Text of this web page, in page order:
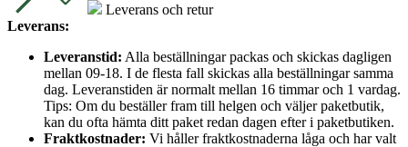
Leverans och retur
Leverans:
Leveranstid: Alla beställningar packas och skickas dagligen
mellan 09-18. I de flesta fall skickas alla beställningar samma
dag. Leveranstiden är normalt mellan 16 timmar och 1 vardag.
Tips: Om du beställer fram till helgen och väljer paketbutik,
kan du ofta hämta ditt paket redan dagen efter i paketbutiken.
Fraktkostnader: Vi håller fraktkostnaderna låga och har valt